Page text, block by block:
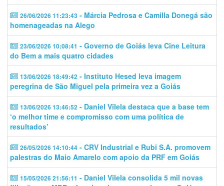
26/06/2026 11:23:43 - Márcia Pedrosa e Camilla Donegá são
homenageadas na Alego
23/06/2026 10:08:41 - Governo de Goiás leva Cine Leitura
do Bem a mais quatro cidades
13/06/2026 18:49:42 - Instituto Hesed leva imagem
peregrina de São Miguel pela primeira vez a Goiás
13/06/2026 13:46:52 - Daniel Vilela destaca que a base tem
‘o melhor time e compromisso com uma política de
resultados’
26/05/2026 14:10:44 - CRV Industrial e Rubi S.A. promovem
palestras do Maio Amarelo com apoio da PRF em Goiás
15/05/2026 21:56:11 - Daniel Vilela consolida 5 mil novas